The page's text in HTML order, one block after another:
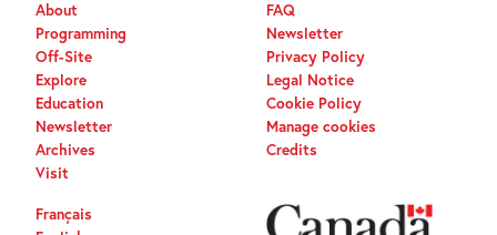
About
Programming
Off-Site
Explore
Education
Newsletter
Archives
Visit
FAQ
Newsletter
Privacy Policy
Legal Notice
Cookie Policy
Manage cookies
Credits
Français